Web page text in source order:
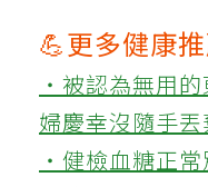
💪更多健康
‧被認為無用
婦慶幸沒隨手
‧健檢血糖正